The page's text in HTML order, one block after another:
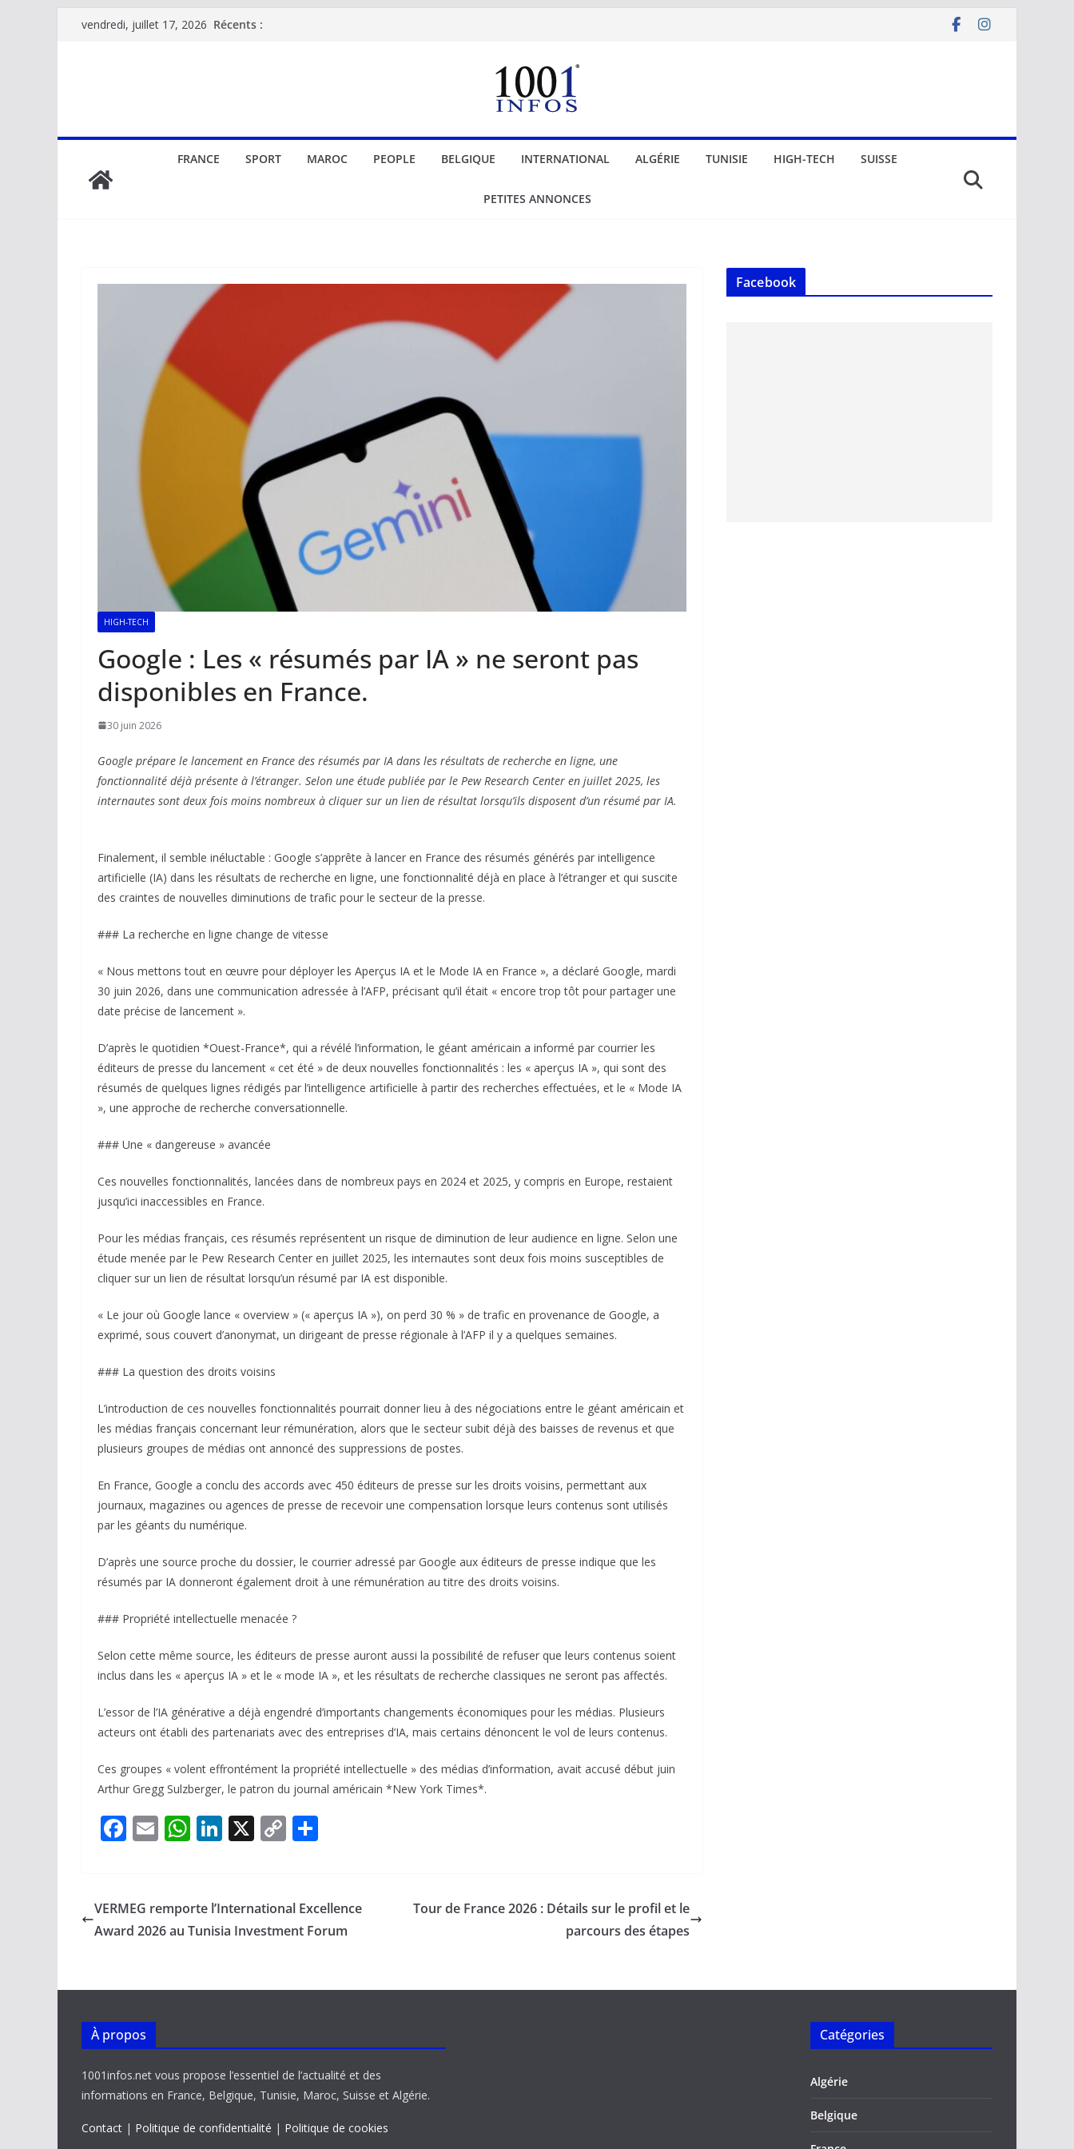
Passervendredi, juillet 17, 2026 Récents :
FRANCE SPORT MAROC PEOPLE BELGIQUE INTERNATIONAL ALGÉRIE TUNISIE HIGH-TECH SUISSE
PETITES ANNONCES
HIGH-TECH
Google : Les « résumés par IA » ne seront pas
disponibles en France.
30 juin 2026
Google prépare le lancement en France des résumés par IA dans les résultats de recherche en ligne, une
fonctionnalité déjà présente à l’étranger. Selon une étude publiée par le Pew Research Center en juillet 2025, les
internautes sont deux fois moins nombreux à cliquer sur un lien de résultat lorsqu’ils disposent d’un résumé par IA.
Finalement, il semble inéluctable : Google s’apprête à lancer en France des résumés générés par intelligence
artificielle (IA) dans les résultats de recherche en ligne, une fonctionnalité déjà en place à l’étranger et qui suscite
des craintes de nouvelles diminutions de trafic pour le secteur de la presse.
### La recherche en ligne change de vitesse
« Nous mettons tout en œuvre pour déployer les Aperçus IA et le Mode IA en France », a déclaré Google, mardi
30 juin 2026, dans une communication adressée à l’AFP, précisant qu’il était « encore trop tôt pour partager une
date précise de lancement ».
D’après le quotidien *Ouest-France*, qui a révélé l’information, le géant américain a informé par courrier les
éditeurs de presse du lancement « cet été » de deux nouvelles fonctionnalités : les « aperçus IA », qui sont des
résumés de quelques lignes rédigés par l’intelligence artificielle à partir des recherches effectuées, et le « Mode IA
», une approche de recherche conversationnelle.
### Une « dangereuse » avancée
Ces nouvelles fonctionnalités, lancées dans de nombreux pays en 2024 et 2025, y compris en Europe, restaient
jusqu’ici inaccessibles en France.
Pour les médias français, ces résumés représentent un risque de diminution de leur audience en ligne. Selon une
étude menée par le Pew Research Center en juillet 2025, les internautes sont deux fois moins susceptibles de
cliquer sur un lien de résultat lorsqu’un résumé par IA est disponible.
« Le jour où Google lance « overview » (« aperçus IA »), on perd 30 % » de trafic en provenance de Google, a
exprimé, sous couvert d’anonymat, un dirigeant de presse régionale à l’AFP il y a quelques semaines.
### La question des droits voisins
L’introduction de ces nouvelles fonctionnalités pourrait donner lieu à des négociations entre le géant américain et
les médias français concernant leur rémunération, alors que le secteur subit déjà des baisses de revenus et que
plusieurs groupes de médias ont annoncé des suppressions de postes.
En France, Google a conclu des accords avec 450 éditeurs de presse sur les droits voisins, permettant aux
journaux, magazines ou agences de presse de recevoir une compensation lorsque leurs contenus sont utilisés
par les géants du numérique.
D’après une source proche du dossier, le courrier adressé par Google aux éditeurs de presse indique que les
résumés par IA donneront également droit à une rémunération au titre des droits voisins.
### Propriété intellectuelle menacée ?
Selon cette même source, les éditeurs de presse auront aussi la possibilité de refuser que leurs contenus soient
inclus dans les « aperçus IA » et le « mode IA », et les résultats de recherche classiques ne seront pas affectés.
L’essor de l’IA générative a déjà engendré d’importants changements économiques pour les médias. Plusieurs
acteurs ont établi des partenariats avec des entreprises d’IA, mais certains dénoncent le vol de leurs contenus.
Ces groupes « volent effrontément la propriété intellectuelle » des médias d’information, avait accusé début juin
Arthur Gregg Sulzberger, le patron du journal américain *New York Times*.
F
b
o
k
E
l
W
s
A
p
Li
e
dI
X C
y
Li
k
g
er
VERMEG remporte l’International Excellence
Award 2026 au Tunisia Investment Forum
Tour de France 2026 : Détails sur le profil et le
parcours des étapes
Facebook
À propos
1001infos.net vous propose l’essentiel de l’actualité et des
informations en France, Belgique, Tunisie, Maroc, Suisse et Algérie.
Contact | Politique de confidentialité | Politique de cookies
Catégories
Algérie
Belgique